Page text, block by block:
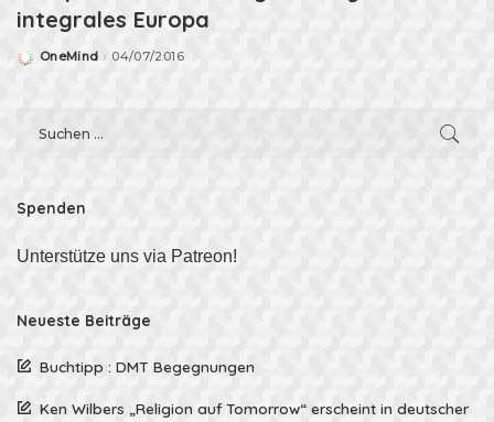
integrales Europa
PostedOneMind 04/07/2016
Spenden
Unterstütze uns via Patreon!
Neueste Beiträge
Buchtipp : DMT Begegnungen
Ken Wilbers „Religion auf Tomorrow“ erscheint in deutscher